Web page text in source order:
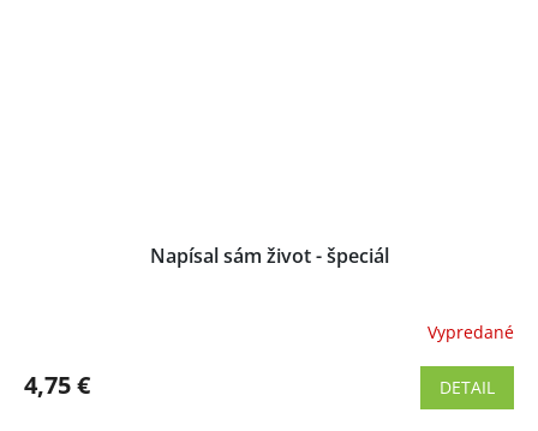
Napísal sám život - špeciál
produktu
Vypredané
4,75 € DETAIL